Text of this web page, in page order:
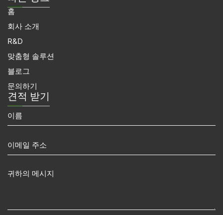
홈
회사 소개
R&D
맞춤형 솔루션
블로그
문의하기
견적 받기